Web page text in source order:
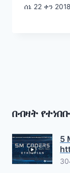
ሰኔ 22 ቀን 2018
በብዛት የተነበቡ
5